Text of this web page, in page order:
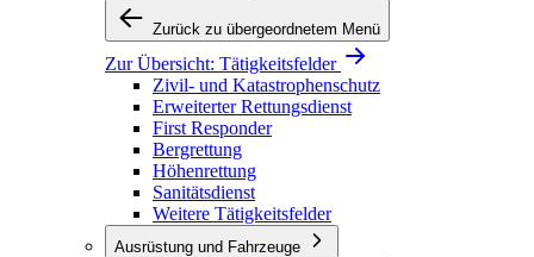
Zurück zu übergeordnetem Menü
Zur Übersicht: Tätigkeitsfelder
Zivil- und Katastrophenschutz
Erweiterter Rettungsdienst
First Responder
Bergrettung
Höhenrettung
Sanitätsdienst
Weitere Tätigkeitsfelder
Ausrüstung und Fahrzeuge